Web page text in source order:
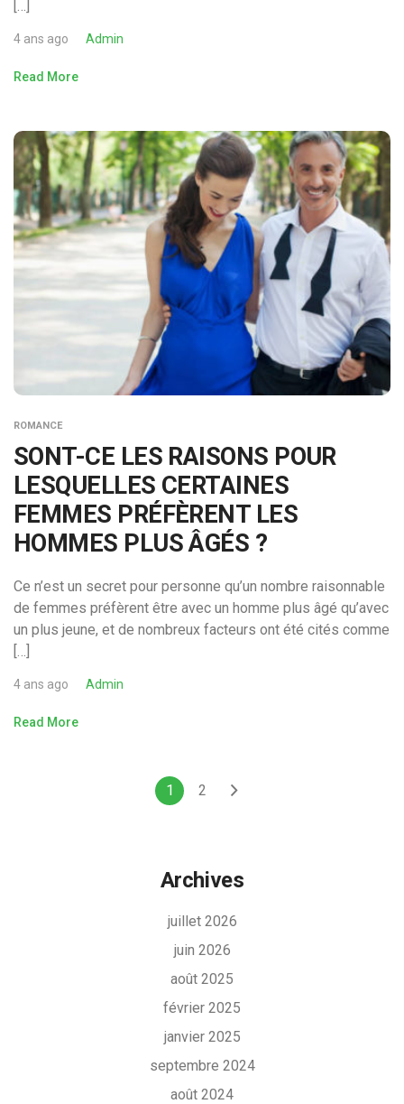
[…]
4 ans ago Admin
Read More
ROMANCE
SONT-CE LES RAISONS POUR
LESQUELLES CERTAINES
FEMMES PRÉFÈRENT LES
HOMMES PLUS ÂGÉS ?
Ce n’est un secret pour personne qu’un nombre raisonnable
de femmes préfèrent être avec un homme plus âgé qu’avec
un plus jeune, et de nombreux facteurs ont été cités comme
[…]
4 ans ago Admin
Read More
1 2
Archives
juillet 2026
juin 2026
août 2025
février 2025
janvier 2025
septembre 2024
août 2024